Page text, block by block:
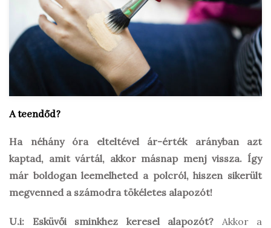
A teendőd?
Ha néhány óra elteltével ár-érték arányban azt
kaptad, amit vártál, akkor másnap menj vissza. Így
már boldogan leemelheted a polcról, hiszen sikerült
megvenned a számodra tökéletes alapozót!
U.i: Esküvői sminkhez keresel alapozót? Akkor a